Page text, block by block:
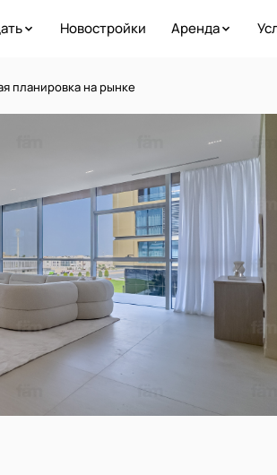
Новостройки Аренда
планировка на рынке